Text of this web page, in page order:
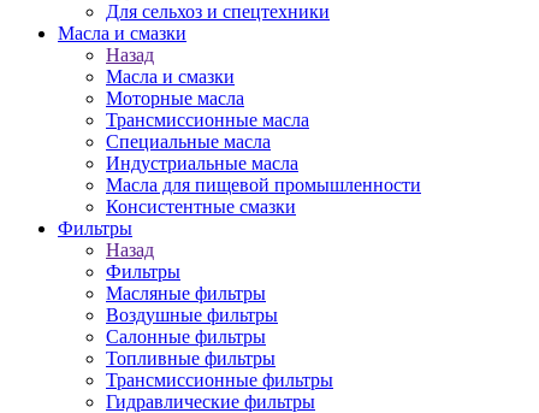
Для сельхоз и спецтехники
Масла и смазки
Назад
Масла и смазки
Моторные масла
Трансмиссионные масла
Специальные масла
Индустриальные масла
Масла для пищевой промышленности
Консистентные смазки
Фильтры
Назад
Фильтры
Масляные фильтры
Воздушные фильтры
Салонные фильтры
Топливные фильтры
Трансмиссионные фильтры
Гидравлические фильтры